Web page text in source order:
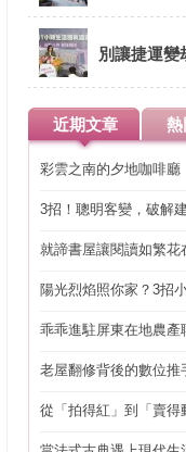
別讓捷運變
近期文章 熱
彩雲之南的夕地咖啡廳
3招！聰明客變，破解
就諦書屋讓閱讀如繁花
陽光烈焰照你家？3招
乖乖進駐屏東在地農產
老屋翻修背後的數位
從「拍得紅」到「賣得